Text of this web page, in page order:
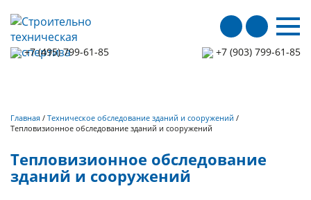
+7 (495) 799-61-85 +7 (903) 799-61-85
Главная / Техническое обследование зданий и сооружений /
Тепловизионное обследование зданий и сооружений
Тепловизионное обследование
зданий и сооружений